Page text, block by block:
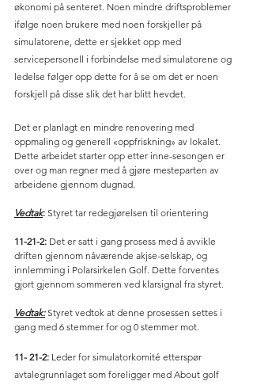
økonomi på senteret. Noen mindre driftsproblemer
ifølge noen brukere med noen forskjeller på
simulatorene, dette er sjekket opp med
servicepersonell i forbindelse med simulatorene og
ledelse følger opp dette for å se om det er noen
forskjell på disse slik det har blitt hevdet.
Det er planlagt en mindre renovering med
oppmaling og generell «oppfriskning» av lokalet.
Dette arbeidet starter opp etter inne-sesongen er
over og man regner med å gjøre mesteparten av
arbeidene gjennom dugnad.
Vedtak: Styret tar redegjørelsen til orientering
11-21-2: Det er satt i gang prosess med å avvikle
driften gjennom nåværende akjse-selskap, og
innlemming i Polarsirkelen Golf. Dette forventes
gjort gjennom sommeren ved klarsignal fra styret.
Vedtak: Styret vedtok at denne prosessen settes i
gang med 6 stemmer for og 0 stemmer mot.
11- 21-2: Leder for simulatorkomité etterspør
avtalegrunnlaget som foreligger med About golf